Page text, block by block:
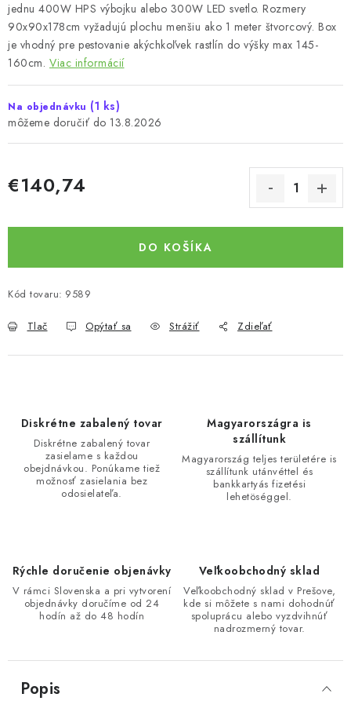
jednu 400W HPS výbojku alebo 300W LED svetlo. Rozmery
90x90x178cm vyžadujú plochu menšiu ako 1 meter štvorcový. Box
je vhodný pre pestovanie akýchkoľvek rastlín do výšky max 145-
160cm. Viac informácií
Na objednávku (1 ks)
13.8.2026
€140,74
DO KOŠÍKA
Kód tovaru: 9589
Tlač Opýtať sa Strážiť Zdieľať
Diskrétne zabalený tovar
Diskrétne zabalený tovar
zasielame s každou
obejdnávkou. Ponúkame tiež
možnosť zasielania bez
odosielateľa.
Magyarországra is
szállítunk
Magyarország teljes területére is
szállítunk utánvéttel és
bankkartyás fizetési
lehetöséggel.
Rýchle doručenie objenávky
V rámci Slovenska a pri vytvorení
objednávky doručíme od 24
hodín až do 48 hodín
Veľkoobchodný sklad
Veľkoobchodný sklad v Prešove,
kde si môžete s nami dohodnúť
spoluprácu alebo vyzdvihnúť
nadrozmerný tovar.
Popis